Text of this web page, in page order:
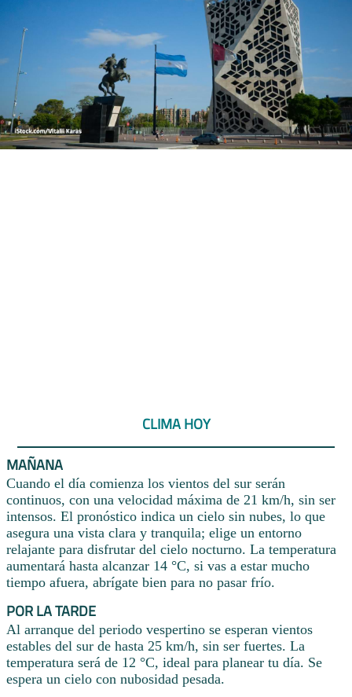
CLIMA HOY
MAÑANA
Cuando el día comienza los vientos del sur serán
continuos, con una velocidad máxima de 21 km/h, sin ser
intensos. El pronóstico indica un cielo sin nubes, lo que
asegura una vista clara y tranquila; elige un entorno
relajante para disfrutar del cielo nocturno. La temperatura
aumentará hasta alcanzar 14 °C, si vas a estar mucho
tiempo afuera, abrígate bien para no pasar frío.
POR LA TARDE
Al arranque del periodo vespertino se esperan vientos
estables del sur de hasta 25 km/h, sin ser fuertes. La
temperatura será de 12 °C, ideal para planear tu día. Se
espera un cielo con nubosidad pesada.